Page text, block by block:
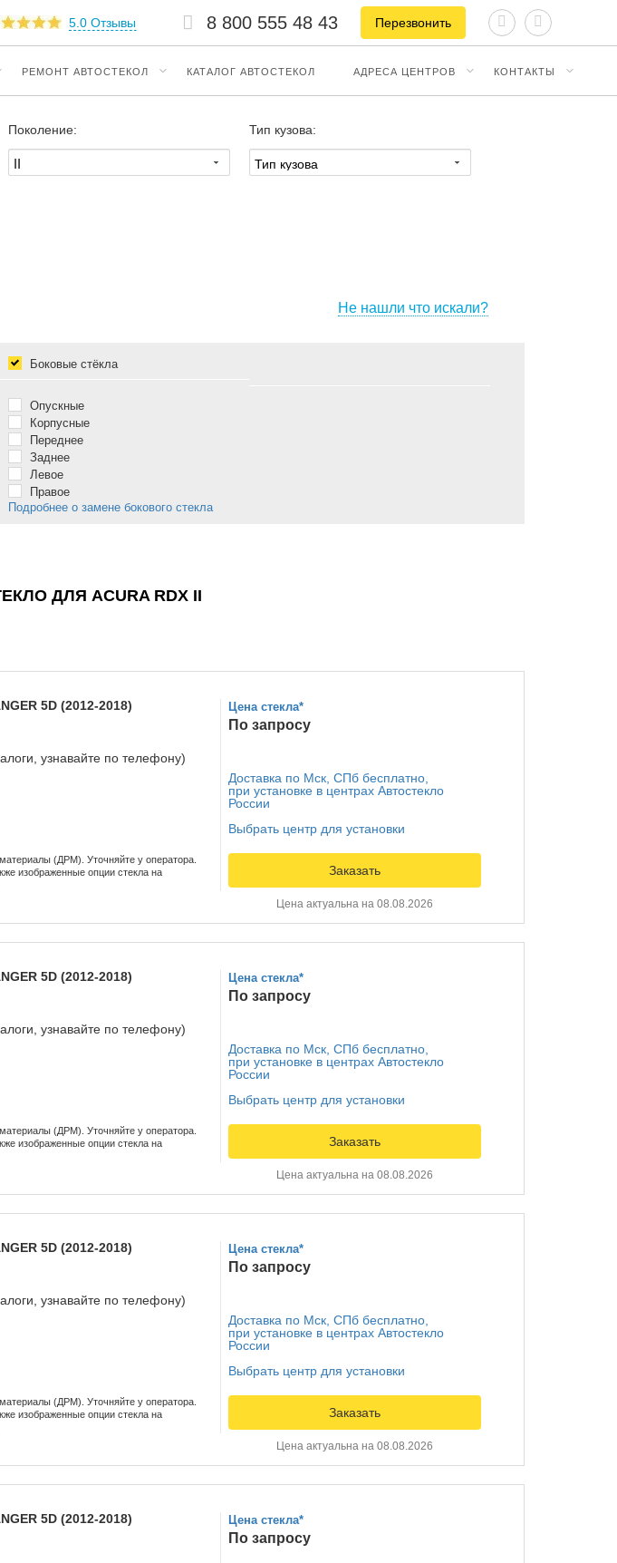
5.0 Отзывы 8 800 555 48 43 Перезвонить
РЕМОНТ АВТОСТЕКОЛ КАТАЛОГ АВТОСТЕКОЛ АДРЕСА ЦЕНТРОВ КОНТАКТЫ
Поколение: Тип кузова:
Не нашли что искали?
Боковые стёкла
Опускные
Корпусные
Переднее
Заднее
Левое
Правое
Подробнее о замене бокового стекла
ДЛЯ ACURA RDX II
5D (2012-2018)
узнавайте по телефону)
(ДРМ). Уточняйте у оператора.
изображенные опции стекла на
Цена стекла*
По запросу
Доставка по Мск, СПб бесплатно,
при установке в центрах Автостекло
России
Выбрать центр для установки
Заказать
Цена актуальна на 08.08.2026
5D (2012-2018)
узнавайте по телефону)
(ДРМ). Уточняйте у оператора.
изображенные опции стекла на
Цена стекла*
По запросу
Доставка по Мск, СПб бесплатно,
при установке в центрах Автостекло
России
Выбрать центр для установки
Заказать
Цена актуальна на 08.08.2026
5D (2012-2018)
узнавайте по телефону)
(ДРМ). Уточняйте у оператора.
изображенные опции стекла на
Цена стекла*
По запросу
Доставка по Мск, СПб бесплатно,
при установке в центрах Автостекло
России
Выбрать центр для установки
Заказать
Цена актуальна на 08.08.2026
5D (2012-2018) Цена стекла*
По запросу